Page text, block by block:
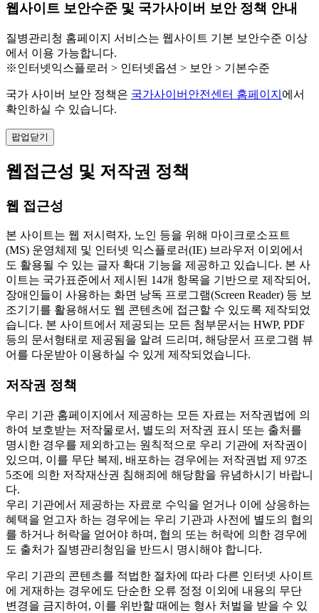
웹사이트 보안수준 및 국가사이버 보안 정책 안내
질병관리청 홈페이지 서비스는 웹사이트 기본 보안수준 이상
에서 이용 가능합니다.
※인터넷익스플로러 > 인터넷옵션 > 보안 > 기본수준
국가 사이버 보안 정책은 국가사이버안전센터 홈페이지 에서
확인하실 수 있습니다.
팝업닫기
웹접근성 및 저작권 정책
웹 접근성
본 사이트는 웹 저시력자, 노인 등을 위해 마이크로소프트
(MS) 운영체제 및 인터넷 익스플로러(IE) 브라우저 이외에서
도 활용될 수 있는 글자 확대 기능을 제공하고 있습니다. 본 사
이트는 국가표준에서 제시된 14개 항목을 기반으로 제작되어,
장애인들이 사용하는 화면 낭독 프로그램(Screen Reader) 등 보
조기기를 활용해서도 웹 콘텐츠에 접근할 수 있도록 제작되었
습니다. 본 사이트에서 제공되는 모든 첨부문서는 HWP, PDF
등의 문서형태로 제공됨을 알려 드리며, 해당문서 프로그램 뷰
어를 다운받아 이용하실 수 있게 제작되었습니다.
저작권 정책
우리 기관 홈페이지에서 제공하는 모든 자료는 저작권법에 의
하여 보호받는 저작물로서, 별도의 저작권 표시 또는 출처를
명시한 경우를 제외하고는 원칙적으로 우리 기관에 저작권이
있으며, 이를 무단 복제, 배포하는 경우에는 저작권법 제 97조
5조에 의한 저작재산권 침해죄에 해당함을 유념하시기 바랍니
다.
우리 기관에서 제공하는 자료로 수익을 얻거나 이에 상응하는
혜택을 얻고자 하는 경우에는 우리 기관과 사전에 별도의 협의
를 하거나 허락을 얻어야 하며, 협의 또는 허락에 의한 경우에
도 출처가 질병관리청임을 반드시 명시해야 합니다.
우리 기관의 콘텐츠를 적법한 절차에 따라 다른 인터넷 사이트
에 게재하는 경우에도 단순한 오류 정정 이외에 내용의 무단
변경을 금지하여, 이를 위반할 때에는 형사 처벌을 받을 수 있